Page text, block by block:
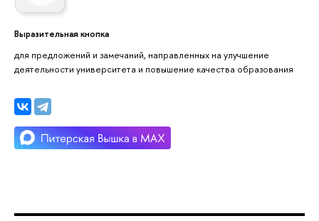
Выразительная кнопка
для предложений и замечаний, направленных на улучшение
деятельности университета и повышение качества образования